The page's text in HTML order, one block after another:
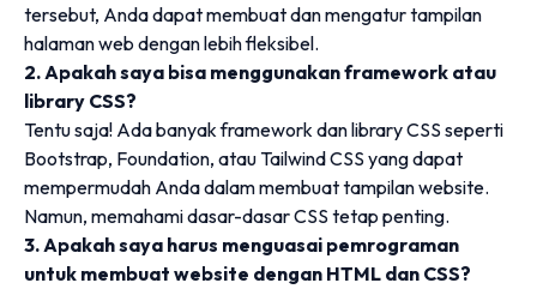
tersebut, Anda dapat membuat dan mengatur tampilan
halaman web dengan lebih fleksibel.
2. Apakah saya bisa menggunakan framework atau
library CSS?
Tentu saja! Ada banyak framework dan library CSS seperti
Bootstrap, Foundation, atau Tailwind CSS yang dapat
mempermudah Anda dalam membuat tampilan website.
Namun, memahami dasar-dasar CSS tetap penting.
3. Apakah saya harus menguasai pemrograman
untuk membuat website dengan HTML dan CSS?